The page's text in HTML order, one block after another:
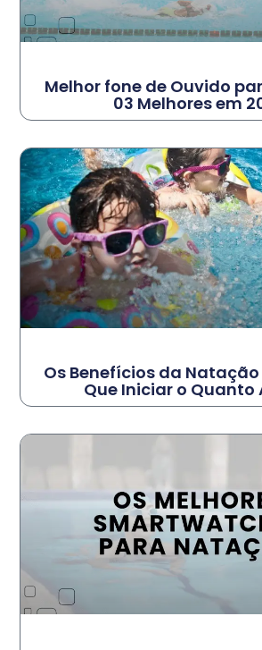
Melhor fone de Ouvido
03 Melhores em
Os Benefícios da
Que Iniciar o Quanto